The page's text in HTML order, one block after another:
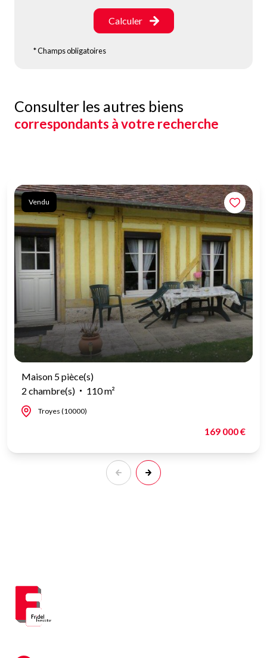
Calculer
* Champs obligatoires
Consulter les autres biens
correspondants à votre recherche
Vendu
Maison 5 pièce(s)
2 chambre(s)
110 m²
Troyes (10000)
169 000 €